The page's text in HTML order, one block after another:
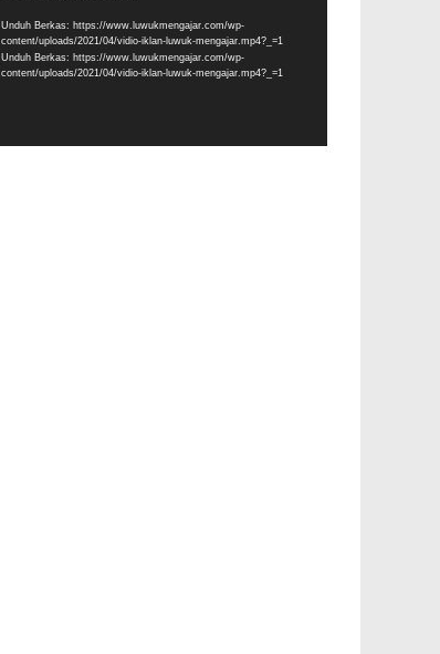
Unduh Berkas: https://www.luwukmengajar.com/wp-
content/uploads/2021/04/vidio-iklan-luwuk-mengajar.mp4?_=1
Unduh Berkas: https://www.luwukmengajar.com/wp-
content/uploads/2021/04/vidio-iklan-luwuk-mengajar.mp4?_=1